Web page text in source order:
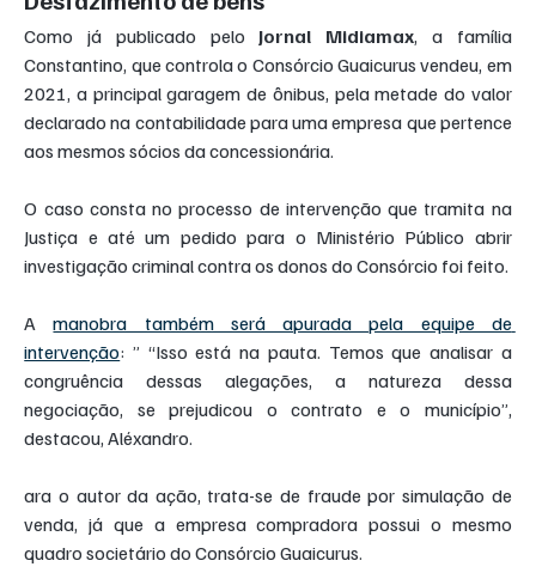
Como já publicado pelo Jornal Midiamax, a família
Constantino, que controla o Consórcio Guaicurus vendeu, em
2021, a principal garagem de ônibus, pela metade do valor
declarado na contabilidade para uma empresa que pertence
aos mesmos sócios da concessionária.
O caso consta no processo de intervenção que tramita na
Justiça e até um pedido para o Ministério Público abrir
investigação criminal contra os donos do Consórcio foi feito.
A manobra também será apurada pela equipe de
intervenção: ” “Isso está na pauta. Temos que analisar a
congruência dessas alegações, a natureza dessa
negociação, se prejudicou o contrato e o município”,
destacou, Aléxandro.
ara o autor da ação, trata-se de fraude por simulação de
venda, já que a empresa compradora possui o mesmo
quadro societário do Consórcio Guaicurus.